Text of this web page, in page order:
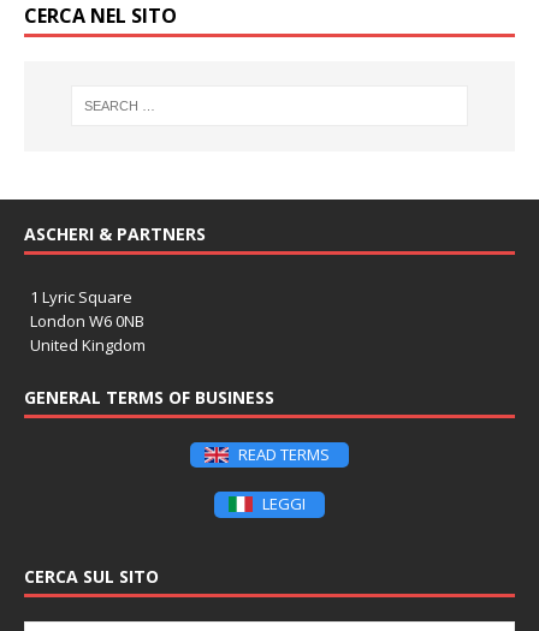
CERCA NEL SITO
ASCHERI & PARTNERS
1 Lyric Square
London W6 0NB
United Kingdom
GENERAL TERMS OF BUSINESS
READ TERMS
LEGGI
CERCA SUL SITO